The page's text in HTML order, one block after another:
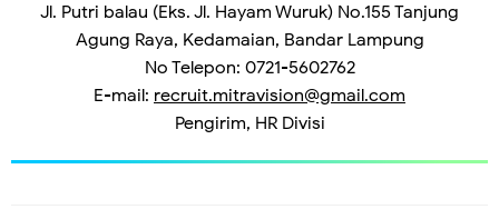
Jl. Putri balau (Eks. Jl. Hayam Wuruk) No.155 Tanjung
Agung Raya, Kedamaian, Bandar Lampung
No Telepon: 0721-5602762
E-mail: recruit.mitravision@gmail.com
Pengirim, HR Divisi